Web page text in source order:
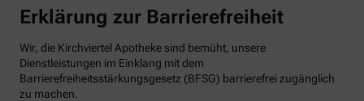
Erklärung zur Barrierefreiheit
Wir, die Kirchviertel Apotheke sind bemüht, unsere
Dienstleistungen im Einklang mit dem
Barrierefreiheitsstärkungsgesetz (BFSG) barrierefrei zugänglich
zu machen.